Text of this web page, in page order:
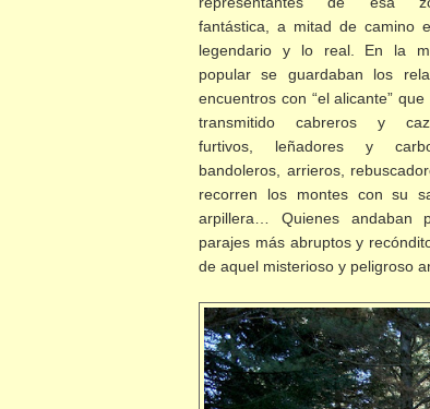
fantástica, a mitad de camino
legendario y lo real. En la
popular se guardaban los
encuentros con “el alicante” que
transmitido cabreros y
furtivos, leñadores y
bandoleros, arrieros,
recorren los montes con su
arpillera… Quienes andaban
parajes más abruptos y
de aquel misterioso y peligroso